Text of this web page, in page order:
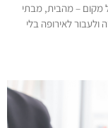
מקום – מהבית, מבתי
ולעבור לאירופה בלי